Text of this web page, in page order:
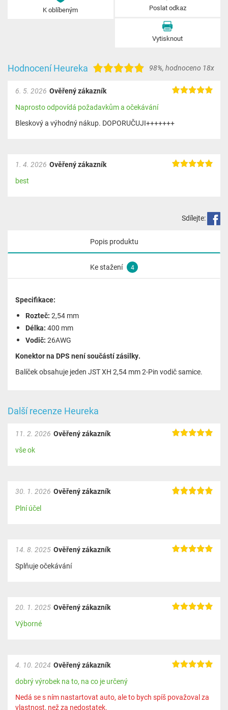
K oblíbeným Poslat odkaz
Vytisknout
Hodnocení Heureka 98%, hodnoceno 18x
Ověřený zákazník
6. 5. 2026
Naprosto odpovídá požadavkům a očekávání
Bleskový a výhodný nákup. DOPORUČUJI+++++++
Ověřený zákazník
1. 4. 2026
best
Sdílejte:
Popis produktu
Ke stažení 4
Specifikace:
Rozteč: 2,54 mm
Délka: 400 mm
Vodič: 26AWG
Konektor na DPS není součástí zásilky.
Balíček obsahuje jeden JST XH 2,54 mm 2-Pin vodič samice.
Další recenze Heureka
Ověřený zákazník
11. 2. 2026
vše ok
Ověřený zákazník
30. 1. 2026
Plní účel
Ověřený zákazník
14. 8. 2025
Splňuje očekávání
Ověřený zákazník
20. 1. 2025
Výborné
Ověřený zákazník
4. 10. 2024
dobrý výrobek na to, na co je určený
Nedá se s ním nastartovat auto, ale to bych spíš považoval za
vlastnost, než za nedostatek.